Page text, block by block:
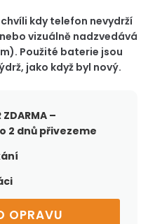
kdy telefon nevydrží
vizuálně nadzvedává
Použité baterie jsou
jako když byl nový.
ZDARMA –
2 dnů přivezeme
OPRAVU